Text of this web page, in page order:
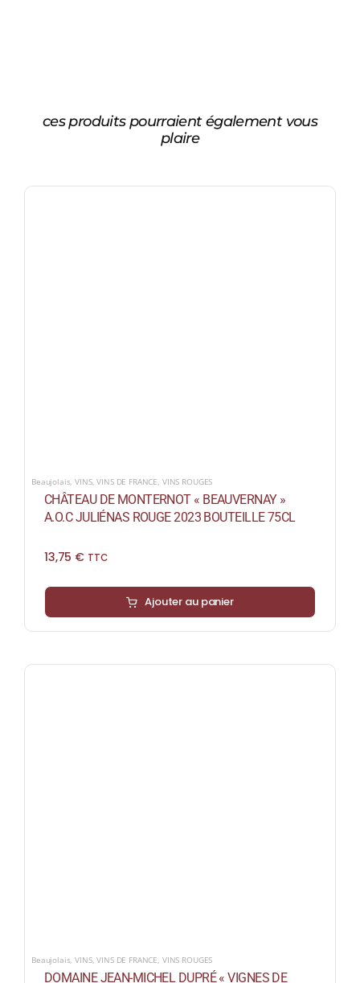
ces produits pourraient également vous
plaire
Beaujolais,VINS,VINS DE FRANCE, VINS ROUGES
CHÂTEAU DE MONTERNOT « BEAUVERNAY »
A.O.C JULIÉNAS ROUGE 2023 BOUTEILLE 75CL
13,75 € TTC
Ajouter au panier
Beaujolais,VINS,VINS DE FRANCE, VINS ROUGES
DOMAINE JEAN-MICHEL DUPRÉ « VIGNES DE